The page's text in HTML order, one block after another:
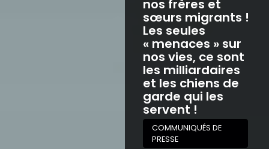
nos frères et
sœurs migrants !
Les seules
« menaces » sur
nos vies, ce sont
les milliardaires
et les chiens de
garde qui les
servent !
COMMUNIQUÉS DE
PRESSE